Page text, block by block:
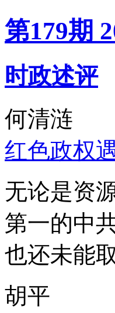
第179期
时政述评
何清涟
红色政权
无论是资
第一的中
也还未能
胡平